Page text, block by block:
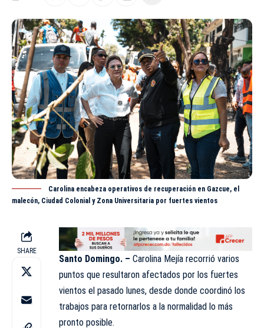
Carolina encabeza operativos de recuperación en Gazcue, el
malecón, Ciudad Colonial y Zona Universitaria por fuertes vientos
SHARE
Santo Domingo. – Carolina Mejía recorrió varios
puntos que resultaron afectados por los fuertes
vientos el pasado lunes, desde donde coordinó los
trabajos para retornarlos a la normalidad lo más
pronto posible.